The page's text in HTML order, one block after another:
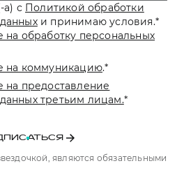
а) с Политикой обработки
и принимаю условия.*
на обработку персональных
на коммуникацию.*
на предоставление
третьим лицам.*
являются обязательными